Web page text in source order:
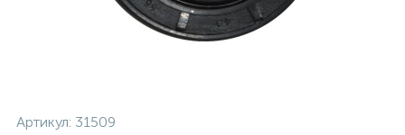
Артикул: 31509